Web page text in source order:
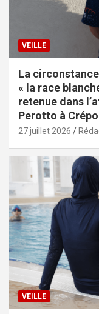
VEILLE
La
« la race
retenue dans
Perotto à Crépol
27 juillet 2026
VEILLE